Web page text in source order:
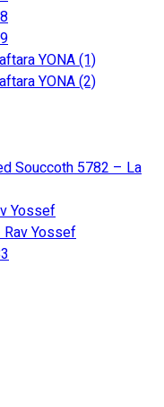
YONA (1)
YONA (2)
Souccoth 5782 – La
Yossef
Yossef